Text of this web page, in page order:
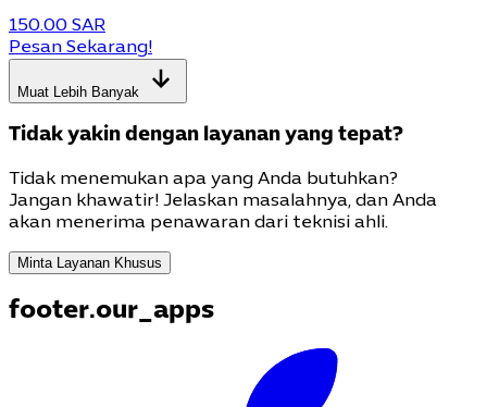
150.00 SAR
Pesan Sekarang!
Muat Lebih Banyak
Tidak yakin dengan layanan yang tepat?
Tidak menemukan apa yang Anda butuhkan?
Jangan khawatir! Jelaskan masalahnya, dan Anda
akan menerima penawaran dari teknisi ahli.
Minta Layanan Khusus
footer.our_apps